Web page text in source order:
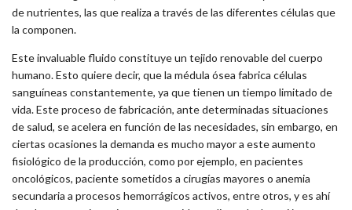
de nutrientes, las que realiza a través de las diferentes células que
la componen.
Este invaluable fluido constituye un tejido renovable del cuerpo
humano. Esto quiere decir, que la médula ósea fabrica células
sanguíneas constantemente, ya que tienen un tiempo limitado de
vida. Este proceso de fabricación, ante determinadas situaciones
de salud, se acelera en función de las necesidades, sin embargo, en
ciertas ocasiones la demanda es mucho mayor a este aumento
fisiológico de la producción, como por ejemplo, en pacientes
oncológicos, paciente sometidos a cirugías mayores o anemia
secundaria a procesos hemorrágicos activos, entre otros, y es ahí